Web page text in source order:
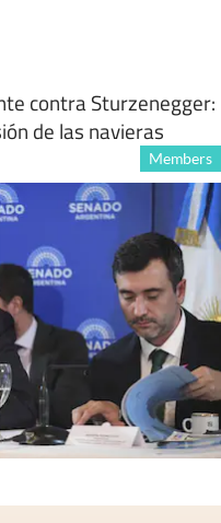
contra Sturzenegger:
de las navieras
Members